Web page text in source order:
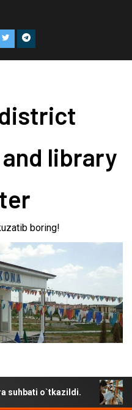
library
boring!
“Yoz- kitob